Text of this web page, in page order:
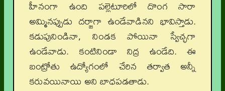
హీనంగా ఉంది పల్లెటూరిలో దొంగ సారా
అమ్మినప్పుడు దర్జాగా ఉండేవాడినని భావిస్తాడు.
కడుపునిండినా, నిండక పోయినా స్వేచ్ఛగా
ఉండేవాడు. కంటినిండా నిద్ర ఉండేది. ఈ
బంట్రోతు ఉద్యోగంలో చేరిన తర్వాత అన్నీ
కరువయినాయి అని బాధపడతాడు.